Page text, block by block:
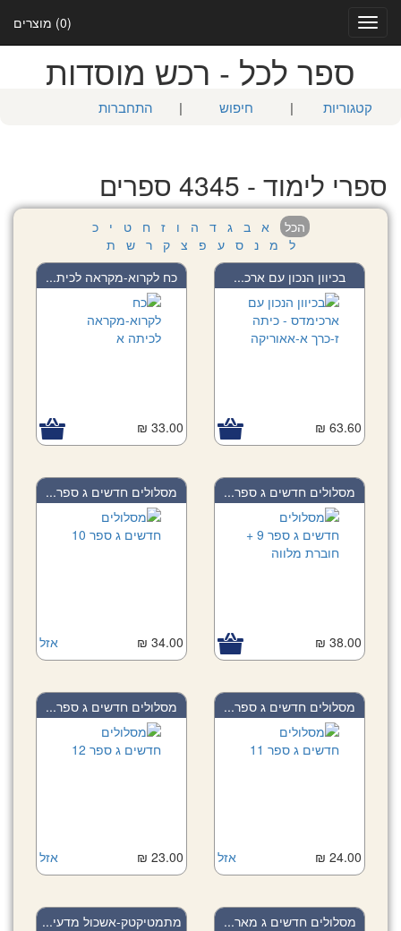
(0) מוצרים
Toggle
navigation
ספר לכל - רכש מוסדות
קטגוריות | חיפוש | התחברות
ספרי לימוד - 4345 ספרים
הכל א ב ג ד ה ו ז ח ט י
כ
ל
מ נ ס ע פ צ ק ר ש
ת
בכיוון הנכון עם ארכ...
63.60 ₪
כח לקרוא-מקראה לכית...
33.00 ₪
מסלולים חדשים ג ספר...
38.00 ₪
מסלולים חדשים ג ספר...
אזל 34.00 ₪
מסלולים חדשים ג ספר...
אזל 24.00 ₪
מסלולים חדשים ג ספר...
אזל 23.00 ₪
מסלולים חדשים ג מאר... מתמטיקטק-אשכול מדעי...